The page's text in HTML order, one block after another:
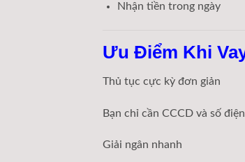
Nhận tiền trong ngày
Ưu Điểm Khi
Thủ tục cực kỳ đơn giản
Bạn chỉ cần CCCD và số
Giải ngân nhanh